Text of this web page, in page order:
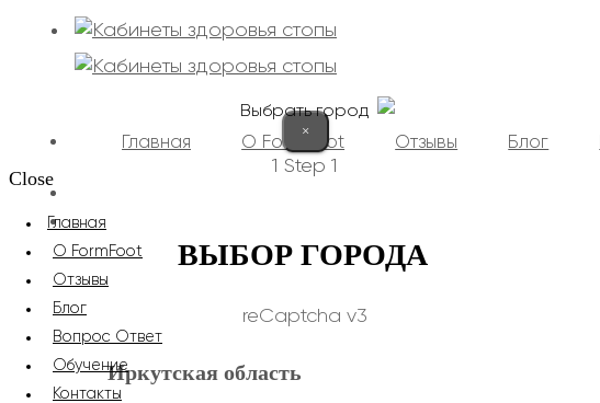
Выбрать город
×
1 Step 1
ВЫБОР ГОРОДА
reCaptcha v3
Иркутская область
Главная О FormFoot Отзывы Блог
Close
Главная
О FormFoot
Отзывы
Блог
Вопрос Ответ
Обучение
Контакты